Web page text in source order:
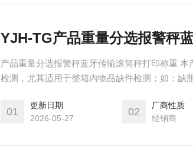
YJH-TG产品重量分选报警秤
产品重量分选报警秤蓝牙传输滚筒秤打印称重
检测，尤其适用于整箱内物品缺件检测；如：缺
年以上统计数据(需增配)，随时撑握生产状况；
理，可与PC及其它智能设备通讯联网； 3.实现集
01
更新日期
2026-05-27
02
厂商性质
经销商